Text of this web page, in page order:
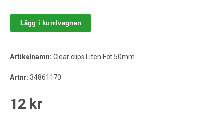
Lägg i kundvagnen
Artikelnamn: Clear clips Liten Fot 50mm
Artnr: 34861170
12 kr